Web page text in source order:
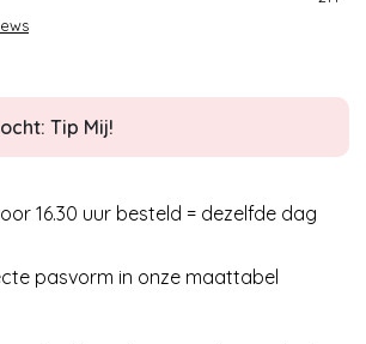
Tip Mij!
16.30 uur besteld = dezelfde dag
pasvorm in onze maattabel